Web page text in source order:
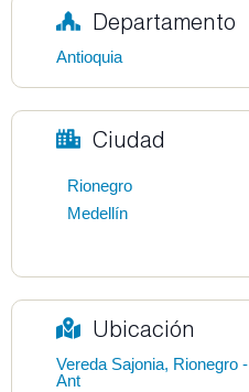
Departamento
Antioquia
Ciudad
Rionegro
Medellín
Ubicación
Vereda Sajonia, Rionegro -
Ant